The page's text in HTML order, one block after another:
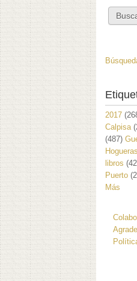
2017
Calpisa
(487)
Hogueras
libros
Puerto
Más